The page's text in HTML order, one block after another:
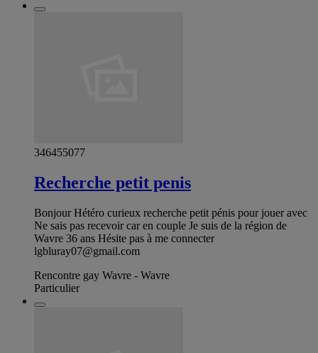
346455077
Recherche petit penis
Bonjour Hétéro curieux recherche petit pénis pour jouer avec
Ne sais pas recevoir car en couple Je suis de la région de
Wavre 36 ans Hésite pas à me connecter
lgbluray07@gmail.com
Rencontre gay Wavre - Wavre
Particulier